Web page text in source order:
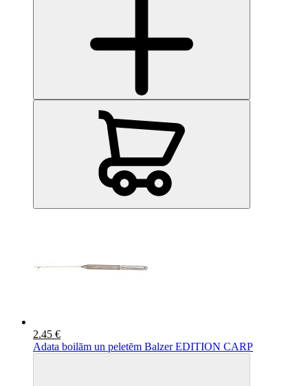
2.45 €
Adata boilām un peletēm Balzer EDITION CARP